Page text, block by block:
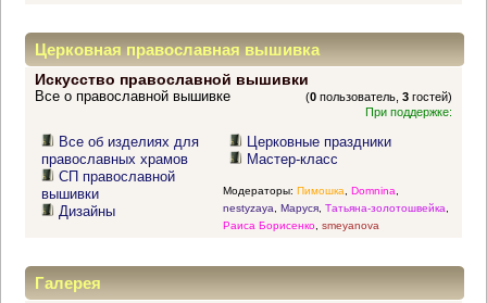
Церковная православная вышивка
Искусство православной вышивки
(0 пользователь,3 гостей)
Все о православной вышивке
При поддержке:
Все об изделиях для
православных храмов
СП православной
вышивки
Дизайны
Церковные праздники
Мастер-класс
Модераторы: Пимошка Domnina
nestyzaya
Маруся, Татьяна-золотошвейка
Раиса Борисенко, smeyanova
Галерея